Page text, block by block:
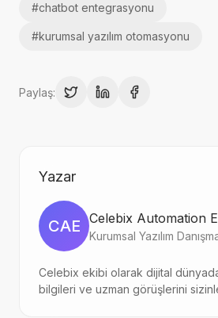
#chatbot entegrasyonu
#kurumsal yazılım otomasyonu
Paylaş:
Yazar
CAE Celebix Automation
Kurumsal Yazılım
Celebix ekibi olarak dijital
bilgileri ve uzman görüşlerini